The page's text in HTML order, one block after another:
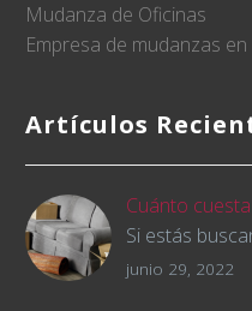
Mudanza de Oficinas
Empresa de mudanzas
Artículos
Cuánto
Si estás
mudanzas
junio 29, 2022